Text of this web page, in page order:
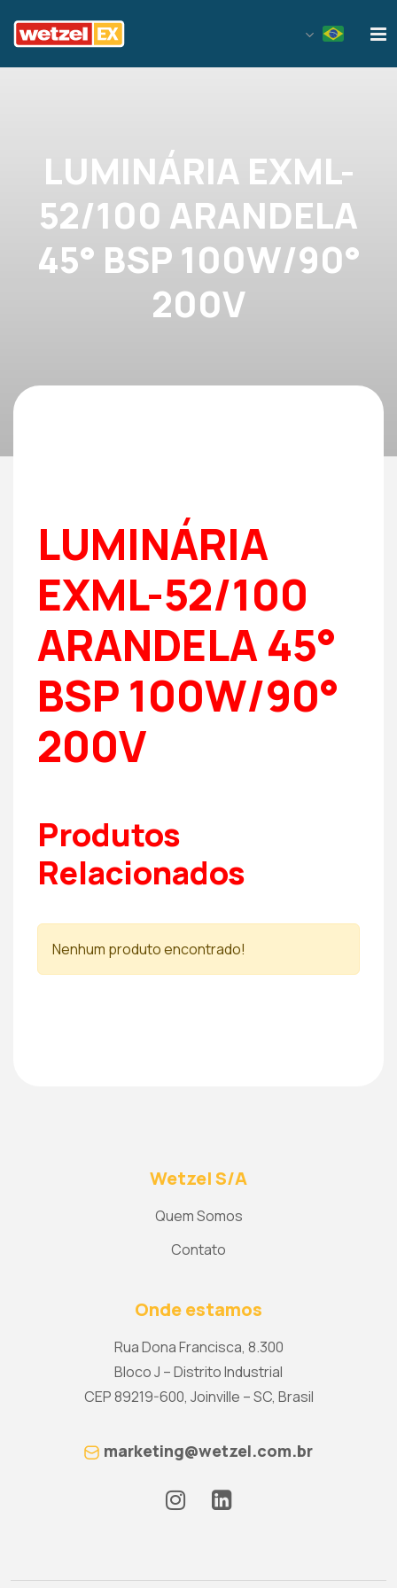
LUMINÁRIA EXML-
52/100 ARANDELA
45° BSP 100W/90°
200V
LUMINÁRIA
EXML-52/100
ARANDELA 45°
BSP 100W/90°
200V
Produtos
Relacionados
Nenhum produto encontrado!
Wetzel S/A
Quem Somos
Contato
Onde estamos
Rua Dona Francisca, 8.300
Bloco J – Distrito Industrial
CEP 89219-600, Joinville – SC, Brasil
marketing@wetzel.com.br